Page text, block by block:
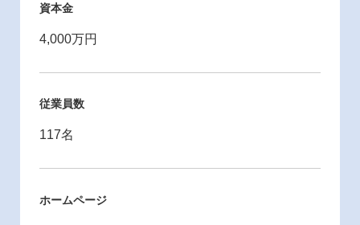
資本金
4,000万円
従業員数
117名
ホームページ